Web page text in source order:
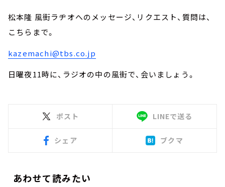
松本隆 風街ラヂオへのメッセージ、リクエスト、質問は、
こちらまで。
kazemachi@tbs.co.jp
日曜夜11時に、ラジオの中の風街で、会いましょう。
ポスト LINEで送る
シェア ブクマ
あわせて読みたい